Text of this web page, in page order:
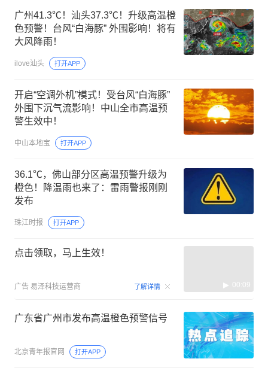
广州41.3℃！汕头37.3℃！升级高温橙
色预警！台风“白海豚” 外围影响！将有
大风降雨！
ilove汕头 打开APP
开启“空调外机”模式！受台风“白海豚”
外围下沉气流影响！中山全市高温预
警生效中！
中山本地宝 打开APP
36.1℃，佛山部分区高温预警升级为
橙色！降温雨也来了：雷雨警报刚刚
发布
珠江时报 打开APP
点击领取，马上生效！
广告 易泽科技运营商 了解详情 00:09
广东省广州市发布高温橙色预警信号
北京青年报官网 打开APP